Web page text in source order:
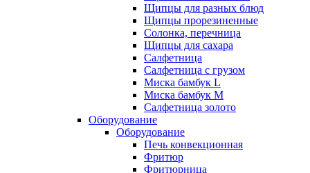
Щипцы для разных блюд
Щипцы прорезиненные
Солонка, перечница
Щипцы для сахара
Салфетница
Салфетница с грузом
Миска бамбук L
Миска бамбук M
Салфетница золото
Оборудование
Оборудование
Печь конвекционная
Фритюр
Фритюрница